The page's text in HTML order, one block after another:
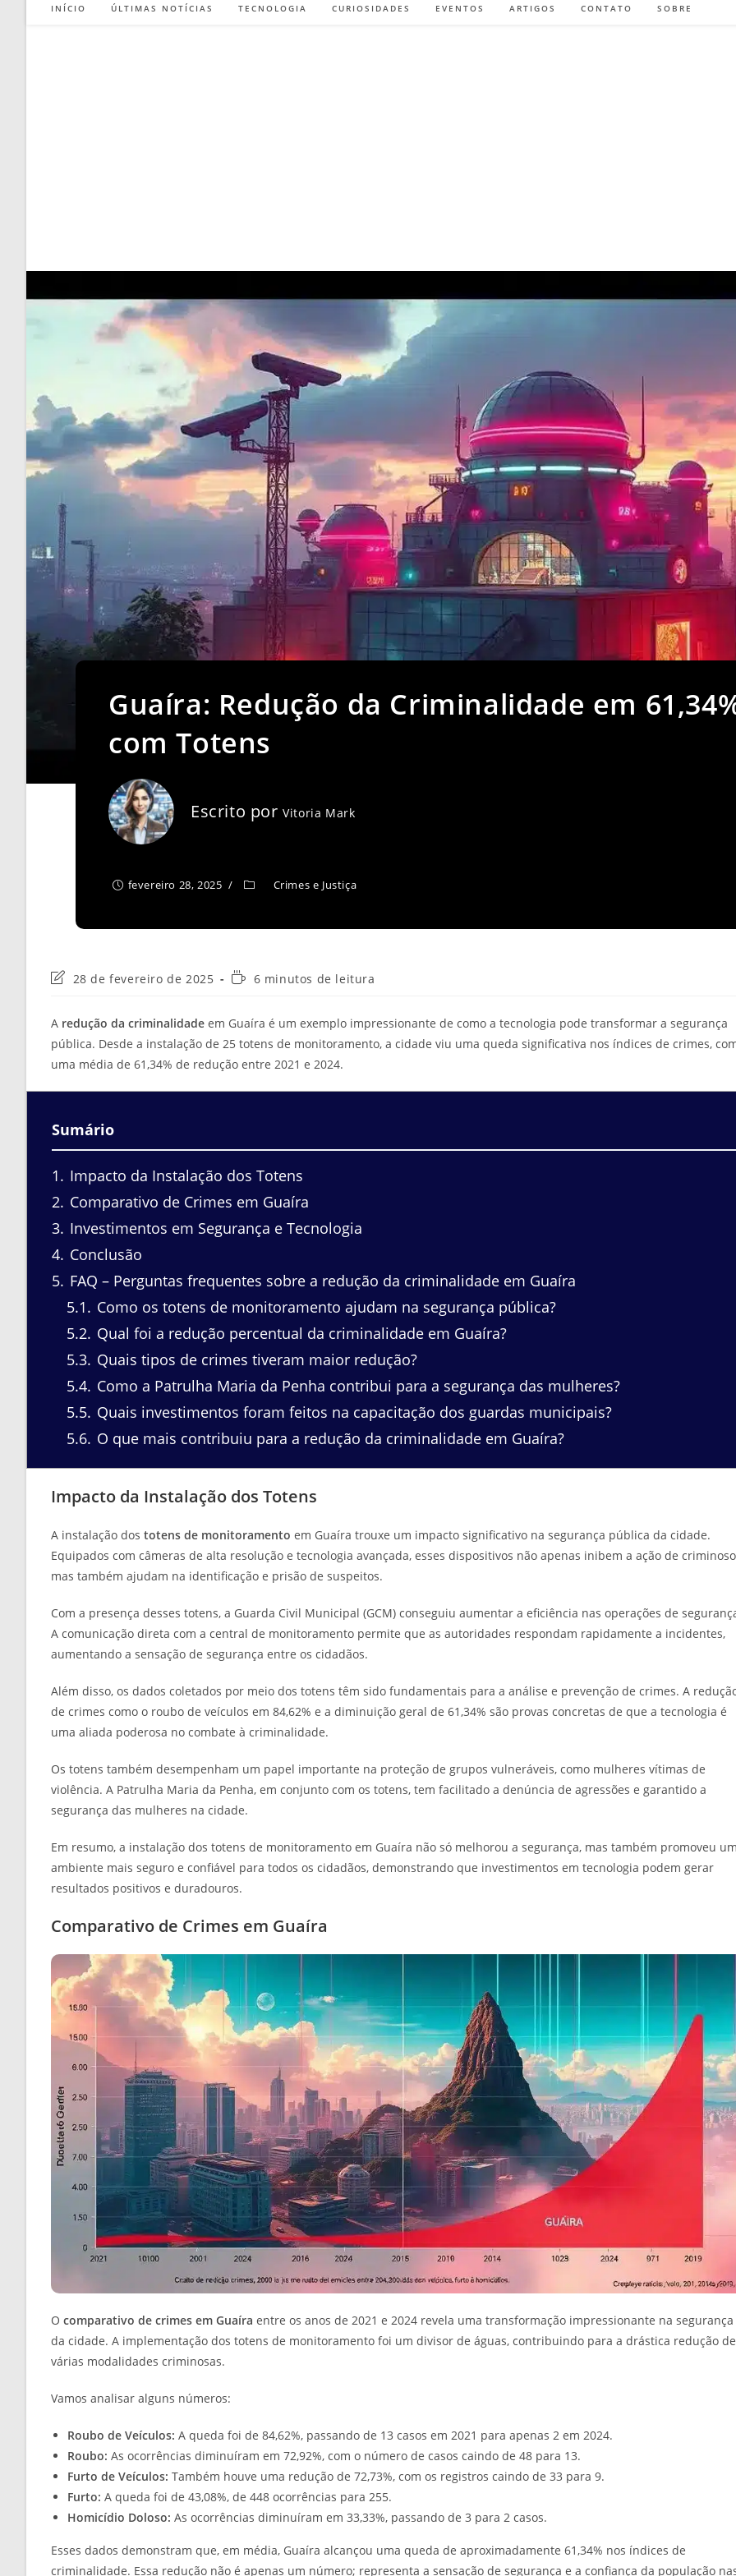
INÍCIO ÚLTIMAS NOTÍCIAS TECNOLOGIA CURIOSIDADES EVENTOS ARTIGOS CONTATO SOBRE
Guaíra: Redução da Criminalidade em
com Totens
Escrito porVitoria Mark
fevereiro 28, 2025 Crimes e Justiça
Última
post:
28 de fevereiro de 2025
Tempo6 minutos de leitura
A redução da criminalidade em Guaíra é um exemplo impressionante de como a tecnologia pode transformar a segurança
pública. Desde a instalação de 25 totens de monitoramento, a cidade viu uma queda significativa nos índices de crimes,
uma média de 61,34% de redução entre 2021 e 2024.
Sumário
1
Impacto da Instalação dos Totens
2 Comparativo de Crimes em Guaíra
3 Investimentos em Segurança e Tecnologia
4 Conclusão
5 FAQ – Perguntas frequentes sobre a redução da criminalidade em Guaíra
5.1
Como os totens de monitoramento ajudam na segurança pública?
5.2 Qual foi a redução percentual da criminalidade em Guaíra?
5.3 Quais tipos de crimes tiveram maior redução?
5.4 Como a Patrulha Maria da Penha contribui para a segurança das mulheres?
5.5 Quais investimentos foram feitos na capacitação dos guardas municipais?
5.6 O que mais contribuiu para a redução da criminalidade em Guaíra?
Impacto da Instalação dos Totens
A instalação dos totens de monitoramento em Guaíra trouxe um impacto significativo na segurança pública da cidade.
Equipados com câmeras de alta resolução e tecnologia avançada, esses dispositivos não apenas inibem a ação de
mas também ajudam na identificação e prisão de suspeitos.
Com a presença desses totens, a Guarda Civil Municipal (GCM) conseguiu aumentar a eficiência nas operações de
A comunicação direta com a central de monitoramento permite que as autoridades respondam rapidamente a incidentes,
aumentando a sensação de segurança entre os cidadãos.
Além disso, os dados coletados por meio dos totens têm sido fundamentais para a análise e prevenção de crimes. A
de crimes como o roubo de veículos em 84,62% e a diminuição geral de 61,34% são provas concretas de que a tecnologia é
uma aliada poderosa no combate à criminalidade.
Os totens também desempenham um papel importante na proteção de grupos vulneráveis, como mulheres vítimas de
violência. A Patrulha Maria da Penha, em conjunto com os totens, tem facilitado a denúncia de agressões e garantido a
segurança das mulheres na cidade.
Em resumo, a instalação dos totens de monitoramento em Guaíra não só melhorou a segurança, mas também promoveu
ambiente mais seguro e confiável para todos os cidadãos, demonstrando que investimentos em tecnologia podem gerar
resultados positivos e duradouros.
Comparativo de Crimes em Guaíra
O comparativo de crimes em Guaíra entre os anos de 2021 e 2024 revela uma transformação impressionante na segurança
da cidade. A implementação dos totens de monitoramento foi um divisor de águas, contribuindo para a drástica redução de
várias modalidades criminosas.
Vamos analisar alguns números:
Roubo de Veículos: A queda foi de 84,62%, passando de 13 casos em 2021 para apenas 2 em 2024.
Roubo: As ocorrências diminuíram em 72,92%, com o número de casos caindo de 48 para 13.
Furto de Veículos: Também houve uma redução de 72,73%, com os registros caindo de 33 para 9.
Furto: A queda foi de 43,08%, de 448 ocorrências para 255.
Homicídio Doloso: As ocorrências diminuíram em 33,33%, passando de 3 para 2 casos.
Esses dados demonstram que, em média, Guaíra alcançou uma queda de aproximadamente 61,34% nos índices de
criminalidade. Essa redução não é apenas um número; representa a sensação de segurança e a confiança da população